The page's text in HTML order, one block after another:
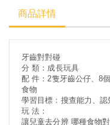
商品詳情
牙齒對對碰
分 類：成長玩具
配 件：2隻牙齒公仔、8
食物
學習目標：搜查能力、認
玩 法：
讓兒童去分辨 哪種食物